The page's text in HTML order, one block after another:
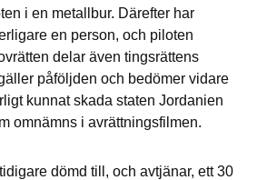
i en metallbur. Därefter har
en person, och piloten
delar även tingsrättens
påföljden och bedömer vidare
kunnat skada staten Jordanien
omnämns i avrättningsfilmen.
dömd till, och avtjänar, ett 30